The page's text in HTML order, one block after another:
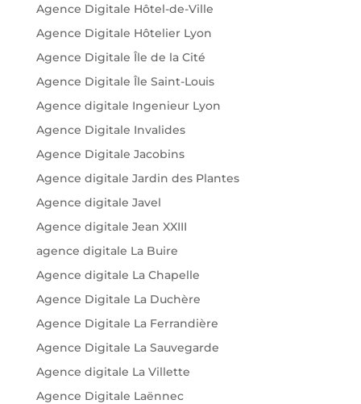
Agence Digitale Hôtel-de-Ville
Agence Digitale Hôtelier Lyon
Agence Digitale Île de la Cité
Agence Digitale Île Saint-Louis
Agence digitale Ingenieur Lyon
Agence Digitale Invalides
Agence Digitale Jacobins
Agence digitale Jardin des Plantes
Agence digitale Javel
Agence digitale Jean XXIII
agence digitale La Buire
Agence digitale La Chapelle
Agence Digitale La Duchère
Agence Digitale La Ferrandière
Agence Digitale La Sauvegarde
Agence digitale La Villette
Agence Digitale Laënnec